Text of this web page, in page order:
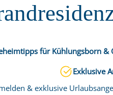
für Kühlungsborn &
Exklusive
& exklusive
1 Wohnzimmer mit
1 Schlafzimmer (11
1 Kinder-